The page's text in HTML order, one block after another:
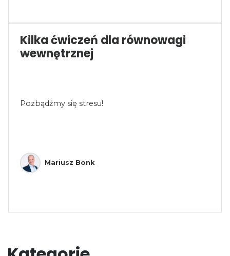
Kilka ćwiczeń dla równowagi
wewnętrznej
Pozbądźmy się stresu!
Mariusz Bonk